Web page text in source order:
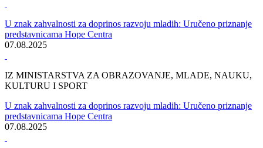
NOVA ŠKOLSKA GODINA POČINJE U PONEDJELJAK 1.
SEPTEMBRA
U BPK Goražde: sve spremno za početak nove školske godine
29.08.2025